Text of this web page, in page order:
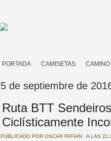
PORTADA CAMISETAS
5 de septiembre de
Ruta BTT
Ciclísticamente
PUBLICADO POR OSCAR FAFIAN A LAS